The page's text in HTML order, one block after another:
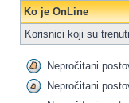
Ko je OnLine
Korisnici koji su
Nepročitani
Nepročitani